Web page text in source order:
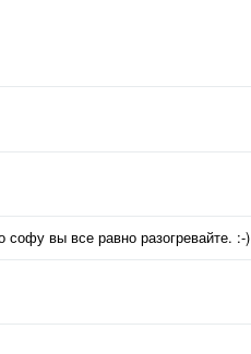
вы все равно разогревайте. :-)